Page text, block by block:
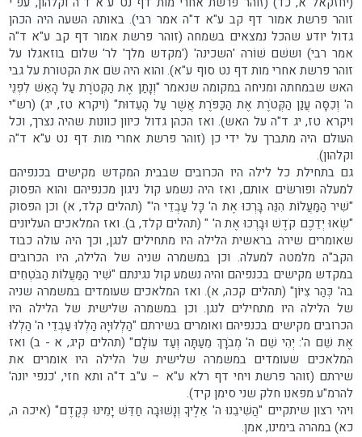
זוהר פרשת אמור דף קב ע"א ד"ה אמר רבי). באותה השעה היה הכהן
גדול יודע שהכל נמצאים בשמחה (זוהר פרשת אמור דף קב ע"א ד"ה
אמר רבי) וששׁם שׁוֹרה 'השכינה' ('מקדש מלך' לר' שלום בוזאגלו על
זוהר פרשת אחרי מות דף נט סוף ע"א). והוא היה שׂם את הקטורת על גבי
האש שבמחתה ומניחה במקומה שנאמר "וְנָתַן אֶת הַקְּטֹרֶת עַל הָאֵשׁ לִפְנֵי
ה' וְכִסָּה עֲנַן הַקְּטֹרֶת אֶת הַכַּפֹּרֶת אֲשֶׁר עַל הָעֵדוּת" (ויקרא טז, יג) (רש"י
ויקרא טז, יג ד"ה על האש). ואז הכהן גדול כיוון כוונות שהיה נצרך, וכל
העולם היה מתברך על ידי כן (זוהר פרשת אחרי מות דף נט ע"א ד"ה
וקלהון).
גם בתחילת כל לילה היו הכרובים שבבית המקדש מקישים בכנפיהם
למעלה ופורשׂים אותם, ואז היה נשמע קול ניגון מכנפיהם והוא הפסוק
"שִׁיר הַמַּעֲלוֹת הִנֵּה בָּרְכוּ אֶת ה' כָּל עַבְדֵי ה'" (תהלים קלד, א) וכן הפסוק
"שְׂאוּ יְדֵכֶם קֹדֶשׁ וּבָרְכוּ אֶת ה' " (תהלים קלד, ב). ואז המלאכים העליונים
שאומרים שירה בראשית הלילה היו מתחילים לנגן, וכך היה עולה כבוד
הקב"ה מלמטה למעלה. וכן במשמרה שניה של הלילה, היו הכרובים
במקדש מקישים בכנפיהם והיה נשמע קול נגינתם "שִׁיר הַמַּעֲלוֹת הַבֹּטְחִים
בה' כְּהַר צִיּוֹן" (תהלים קכה, א). ואז המלאכים שעומדים במשמרה שניה
של הלילה היו מתחילים לנגן. וכן במשמרה שלישית של הלילה היו
הכרובים מקישים בכנפיהם ואומרים בשירתם "הַלְלוּיָהּ הַלְלוּ עַבְדֵי ה' הַלְלוּ
אֶת שֵׁם ה': יְהִי שֵׁם ה' מְבֹרָךְ מֵעַתָּה וְעַד עוֹלָם" (תהלים קיג, א - ב) ואז
המלאכים שעומדים במשמרה שלישית של הלילה היו אומרים את
שירתם (זוהר פרשת ויחי דף רלא ע"א – ע"ב ד"ה ותא חזי, 'כנפי יונה'
להרמ"ע מפאנו חלק שני סימן קיד).
ויהי רצון שיתקיים "הֲשִׁיבֵנוּ ה' אֵלֶיךָ וְנָשׁוּבָה חַדֵּשׁ יָמֵינוּ כְּקֶדֶם" (איכה ה,
כא) במהרה בימינו, אמן.